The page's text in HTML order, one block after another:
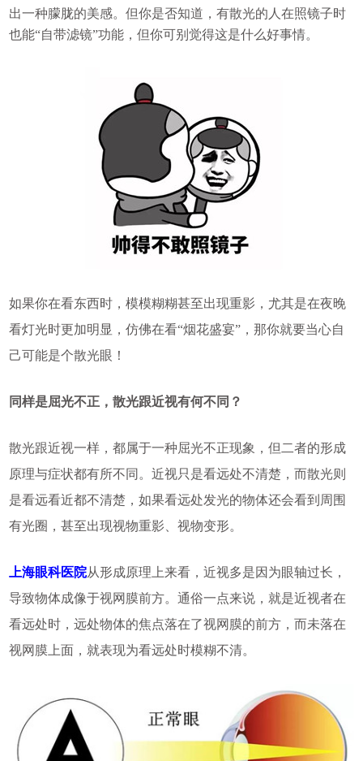
出一种朦胧的美感。但你是否知道，有散光的人在照镜子时
也能“自带滤镜”功能，但你可别觉得这是什么好事情。
如果你在看东西时，模模糊糊甚至出现重影，尤其是在夜晚
看灯光时更加明显，仿佛在看“烟花盛宴”，那你就要当心自
己可能是个散光眼！
同样是屈光不正，散光跟近视有何不同？
散光跟近视一样，都属于一种屈光不正现象，但二者的形成
原理与症状都有所不同。近视只是看远处不清楚，而散光则
是看远看近都不清楚，如果看远处发光的物体还会看到周围
有光圈，甚至出现视物重影、视物变形。
上海眼科医院从形成原理上来看，近视多是因为眼轴过长，
导致物体成像于视网膜前方。通俗一点来说，就是近视者在
看远处时，远处物体的焦点落在了视网膜的前方，而未落在
视网膜上面，就表现为看远处时模糊不清。